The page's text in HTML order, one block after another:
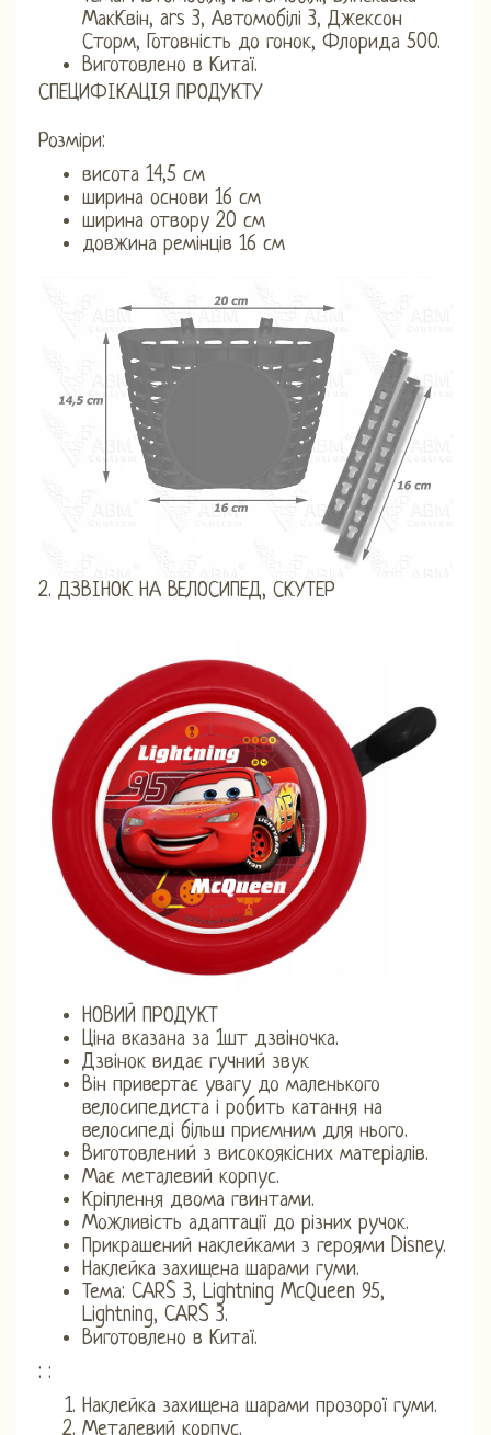
МакКвін, ars 3, Автомобілі 3, Джексон
Сторм, Готовність до гонок, Флорида 500.
Виготовлено в Китаї.
СПЕЦИФІКАЦІЯ ПРОДУКТУ
Розміри:
висота 14,5 см
ширина основи 16 см
ширина отвору 20 см
довжина ремінців 16 см
2. ДЗВІНОК НА ВЕЛОСИПЕД, СКУТЕР
НОВИЙ ПРОДУКТ
Ціна вказана за 1шт дзвіночка.
Дзвінок видає гучний звук
Він привертає увагу до маленького
велосипедиста і робить катання на
велосипеді більш приємним для нього.
Виготовлений з високоякісних матеріалів.
Має металевий корпус.
Кріплення двома гвинтами.
Можливість адаптації до різних ручок.
Прикрашений наклейками з героями Disney.
Наклейка захищена шарами гуми.
Тема: CARS 3, Lightning McQueen 95,
Lightning, CARS 3.
Виготовлено в Китаї.
: :
Наклейка захищена шарами прозорої гуми.
Металевий корпус.